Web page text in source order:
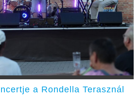
a Rondella Terasznál